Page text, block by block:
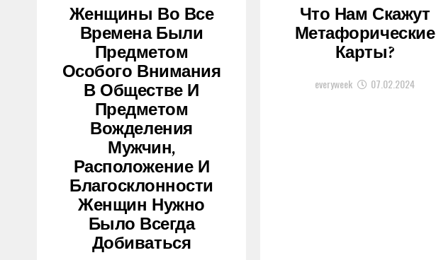
Женщины Во Все
Времена Были
Предметом
Особого Внимания
В Обществе И
Предметом
Вожделения
Мужчин,
Расположение И
Благосклонности
Женщин Нужно
Было Всегда
Добиваться
Что Нам Скажут
Метафорические
Карты?
everyweek 07.02.2024